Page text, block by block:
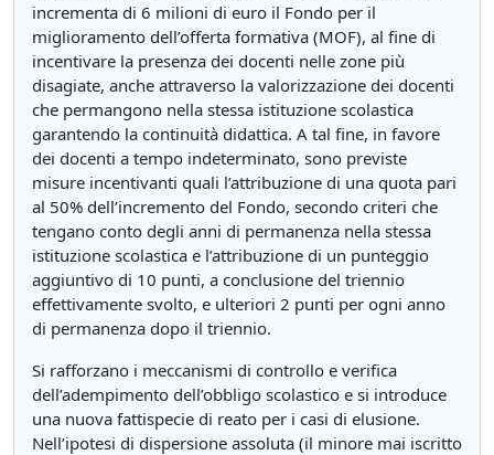
incrementa di 6 milioni di euro il Fondo per il
miglioramento dell’offerta formativa (MOF), al fine di
incentivare la presenza dei docenti nelle zone più
disagiate, anche attraverso la valorizzazione dei docenti
che permangono nella stessa istituzione scolastica
garantendo la continuità didattica. A tal fine, in favore
dei docenti a tempo indeterminato, sono previste
misure incentivanti quali l’attribuzione di una quota pari
al 50% dell’incremento del Fondo, secondo criteri che
tengano conto degli anni di permanenza nella stessa
istituzione scolastica e l’attribuzione di un punteggio
aggiuntivo di 10 punti, a conclusione del triennio
effettivamente svolto, e ulteriori 2 punti per ogni anno
di permanenza dopo il triennio.
Si rafforzano i meccanismi di controllo e verifica
dell’adempimento dell’obbligo scolastico e si introduce
una nuova fattispecie di reato per i casi di elusione.
Nell’ipotesi di dispersione assoluta (il minore mai iscritto